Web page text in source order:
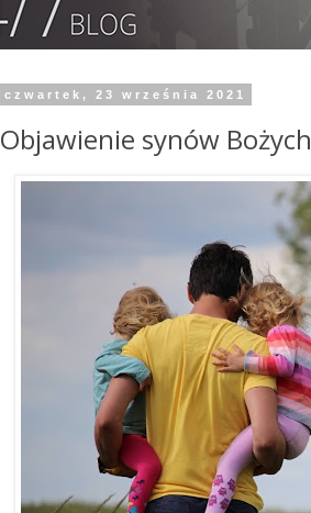
czwartek, 23 września 2021
Objawienie synów Bożych